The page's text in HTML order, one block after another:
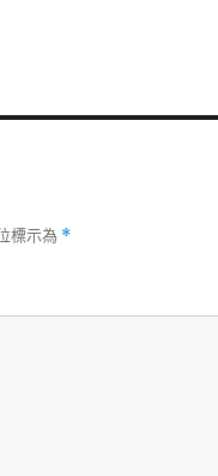
標示為 *